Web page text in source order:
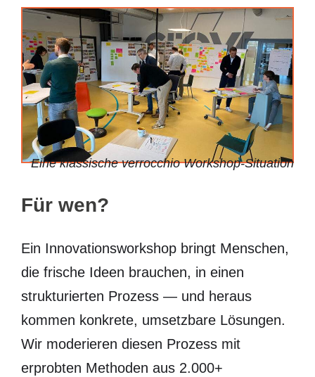
Eine klassische verrocchio Workshop-Situation
Für wen?
Ein Innovationsworkshop bringt Menschen,
die frische Ideen brauchen, in einen
strukturierten Prozess — und heraus
kommen konkrete, umsetzbare Lösungen.
Wir moderieren diesen Prozess mit
erprobten Methoden aus 2.000+